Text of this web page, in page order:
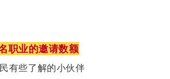
职业的邀请数额
有些了解的小伙伴